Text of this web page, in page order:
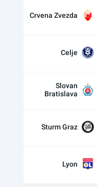
Crvena Zvezda
Celje
Slovan
Bratislava
Sturm Graz
Lyon